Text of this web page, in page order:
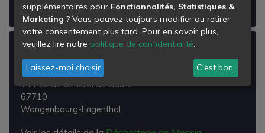
Voir les détails de laDéchetterie de Wasselonne
Déchetterie de Mossig-sommerau
Mobile
14 Rue du Général de Gaulle
67710
Wangenbourg-Engenthal
supplémentaires pour Fonctionnalités, Statistiques &
Marketing ? Vous pouvez toujours modifier ou retirer
votre consentement plus tard. Pour en savoir plus,
veuillez lire notre politique de confidentialité.
Laissez-moi choisir C'est bon.